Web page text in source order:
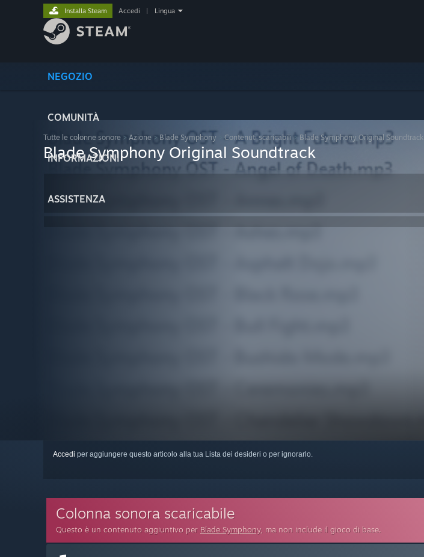
NEGOZIO
COMUNITÀ
INFORMAZIONI
ASSISTENZA
Installa Steam Accedi Lingua
Tutte le colonne sonore > Azione > Blade Symphony Contenuti scaricabili > Blade Symphony Original Soundtrack
Blade Symphony Original Soundtrack
Accedi per aggiungere questo articolo alla tua Lista dei desideri o per ignorarlo.
Colonna sonora scaricabile
Questo è un contenuto aggiuntivo per Blade Symphony, ma non include il gioco di base.